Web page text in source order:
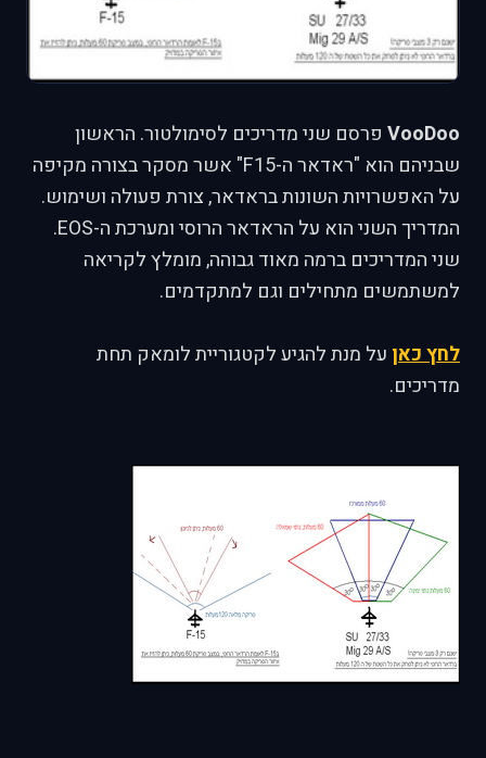
VooDoo פרסם שני מדריכים לסימולטור. הראשון
שבניהם הוא "ראדאר ה-F15" אשר מסקר בצורה מקיפה
על האפשרויות השונות בראדאר, צורת פעולה ושימוש.
המדריך השני הוא על הראדאר הרוסי ומערכת ה-EOS.
שני המדריכים ברמה מאוד גבוהה, מומלץ לקריאה
למשתמשים מתחילים וגם למתקדמים.
לחץ כאן על מנת להגיע לקטגוריית לומאק תחת
מדריכים.